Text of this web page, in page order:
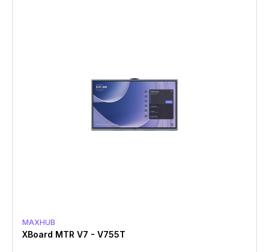
MAXHUB
XBoard MTR V7 - V755T